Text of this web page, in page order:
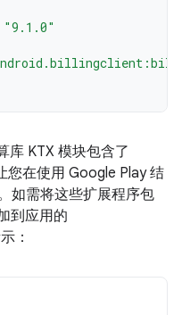
"9.1.0"
库 KTX 模块包含了
您在使用 Google Play 结
如需将这些扩展程序包
到应用的
：